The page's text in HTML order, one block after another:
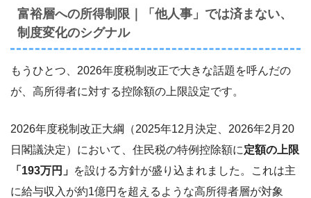
富裕層への所得制限｜「他人事」では済まない、
制度変化のシグナル
もうひとつ、2026年度税制改正で大きな話題を呼んだの
が、高所得者に対する控除額の上限設定です。
2026年度税制改正大綱（2025年12月決定、2026年2月20
日閣議決定）において、住民税の特例控除額に定額の上限
「193万円」 を設ける方針が盛り込まれました。これは主
に給与収入が約1億円を超えるような高所得者層が対象